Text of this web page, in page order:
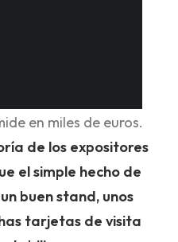
muestra, los días
La inversión
en la mayor feria
en miles de euros.
de los expositores
el simple hecho de
buen stand, unos
tarjetas de visita